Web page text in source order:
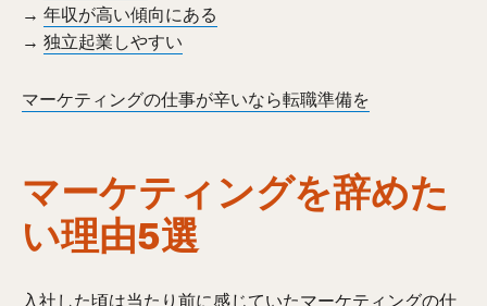
→年収が高い傾向にある
→独立起業しやすい
マーケティングの仕事が辛いなら転職準備を
マーケティングを辞めた
い理由5選
入社した頃は当たり前に感じていたマーケティングの仕